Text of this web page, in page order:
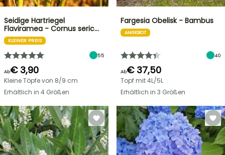
Seidige Hartriegel
Flaviramea - Cornus seric…
KLEINER PREIS
55
Ab€ 3,90
Kleine Töpfe von 8/9 cm
Erhältlich in 4 Größen
Fargesia Obelisk - Bambus
ANGEBOT
40
Ab€ 37,50
Topf mit 4L/5L
Erhältlich in 3 Größen